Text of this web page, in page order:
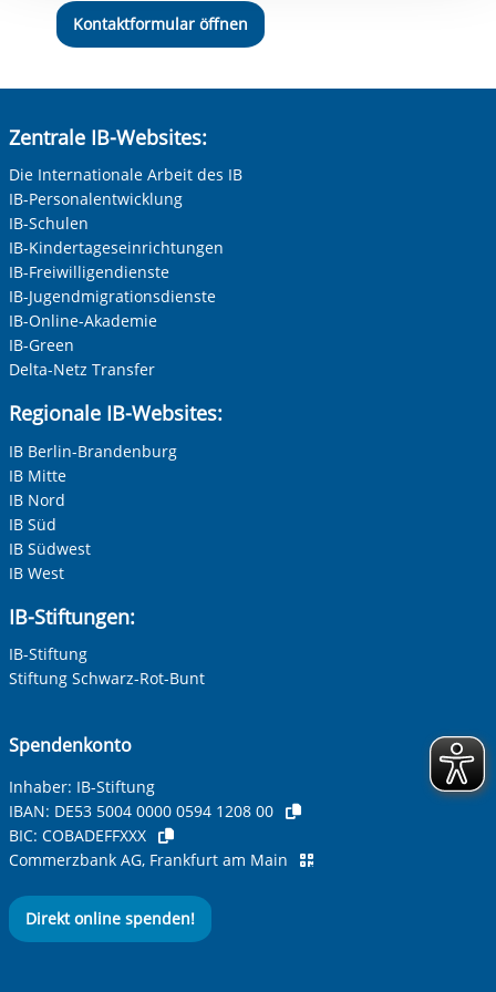
Kontaktformular öffnen
Zentrale IB-Websites:
Die Internationale Arbeit des IB
IB-Personalentwicklung
IB-Schulen
IB-Kindertageseinrichtungen
IB-Freiwilligendienste
IB-Jugendmigrationsdienste
IB-Online-Akademie
IB-Green
Delta-Netz Transfer
Regionale IB-Websites:
IB Berlin-Brandenburg
IB Mitte
IB Nord
IB Süd
IB Südwest
IB West
IB-Stiftungen:
IB-Stiftung
Stiftung Schwarz-Rot-Bunt
Spendenkonto
Inhaber: IB-Stiftung
IBAN: DE53 5004 0000 0594 1208 00
BIC: COBADEFFXXX
Commerzbank AG, Frankfurt am Main
Direkt online spenden!